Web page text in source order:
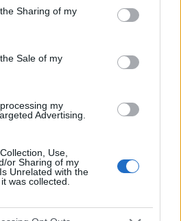
usage behaviour. You may click to
and its third-party tags to
purposes in below Google
Sharing of my
Sale of my
my
Advertising.
Use,
or Sharing of my
Unrelated with the
was collected.
de las enfermedades
tropical", desarrolla síntomas